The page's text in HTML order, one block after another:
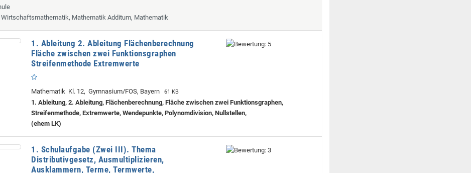
Wirtschaftsmathematik, Mathematik Additum, Mathematik
1. Ableitung 2. Ableitung Flächenberechnung
Fläche zwischen zwei Funktionsgraphen
Streifenmethode Extremwerte
Mathematik Kl. 12, Gymnasium/FOS, Bayern 61 KB
1. Ableitung, 2. Ableitung, Flächenberechnung, Fläche zwischen zwei Funktionsgraphen,
Streifenmethode, Extremwerte, Wendepunkte, Polynomdivision, Nullstellen,
(ehem LK)
1. Schulaufgabe (Zwei III). Thema
Distributivgesetz, Ausmultiplizieren,
Ausklammern, Terme, Termwerte,